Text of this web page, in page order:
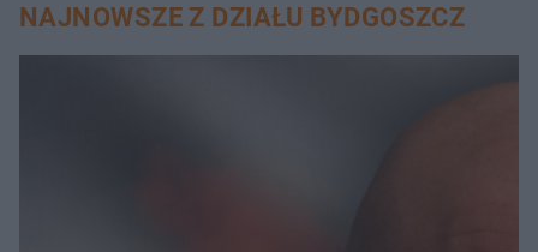
NAJNOWSZE Z DZIAŁU BYDGOSZCZ